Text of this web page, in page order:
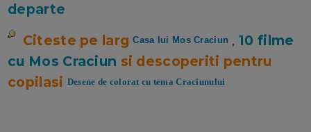
departe
Citeste pe larg Casa lui Mos Craciun ,10 filme
cu Mos Craciun si descoperiti pentru
copilasi Desene de colorat cu tema Craciunului